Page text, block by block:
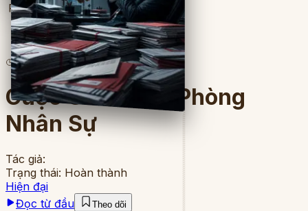
Full
3lượt đọc· 7chương
Cuộc Chiến Với Phòng
Nhân Sự
Tác giả:
Trạng thái: Hoàn thành
Hiện đại
Đọc từ đầu
Theo dõi